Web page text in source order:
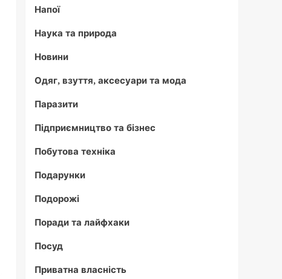
Напої
Наука та природа
Новини
Одяг, взуття, аксесуари та мода
Паразити
Підприємництво та бізнес
Побутова техніка
Подарунки
Подорожі
Поради та лайфхаки
Посуд
Приватна власність